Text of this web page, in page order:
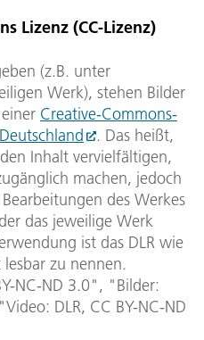
Lizenz (CC-Lizenz)
(z.B. unter
Werk), stehen Bilder
Creative-Commons-
. Das heißt,
Inhalt vervielfältigen,
machen, jedoch
des Werkes
das jeweilige Werk
ist das DLR wie
zu nennen.
NC-ND 3.0", "Bilder:
DLR, CC BY-NC-ND